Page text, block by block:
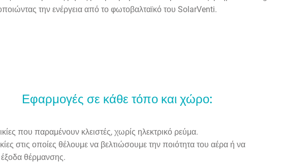
την ενέργεια από το φωτοβαλταϊκό του SolarVenti.
Εφαρμογές σε κάθε τόπο και χώρο:
που παραμένουν κλειστές, χωρίς ηλεκτρικό ρεύμα.
στις οποίες θέλουμε να βελτιώσουμε την ποιότητα του αέρα ή να
θέρμανσης.